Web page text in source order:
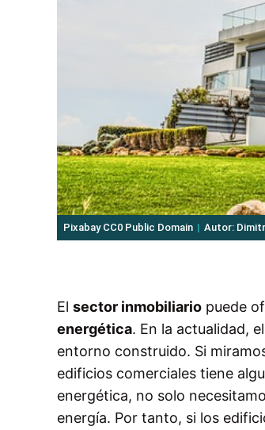
Pixabay CC0 Public Domain Autor:
El sector inmobiliario puede
energética. En la actualidad,
entorno construido. Si
edificios comerciales tiene
energética, no solo
energía. Por tanto, si los